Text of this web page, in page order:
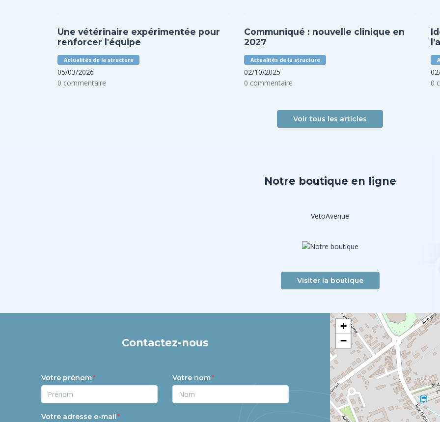
Une vétérinaire expérimentée pour
renforcer l'équipe
Actualités de la structure
05/03/2026
0 commentaire
Communiqué : nouvelle clinique en
2027
Actualités de la structure
02/10/2025
0 commentaire
0
Voir tous les articles
Notre boutique en ligne
VetoAvenue
Visiter la boutique
+
−
Contactez-nous
Votre prénom Votre nom
Votre adresse e-mail